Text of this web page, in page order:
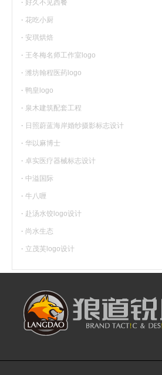
· 好久不见西餐
· 花吃小厨
· 安琪烘焙
· 王冬梅名师工作室logo
· 潍坊翰程医药logo
· 鸭皇logo
· 泉木建筑配套工程
· 日照蔚蓝海岸婚纱摄影标志设计
· 华以麻博士
· 卓实医疗器械标志设计
· 中溢国际
· 牛八喱
· 赴汤水饺logo设计
· 尚水生态
· 立茂芙logo设计